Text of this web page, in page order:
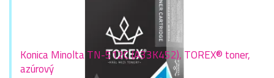
Konica Minolta TN-512C (A33K452), TOREX® toner,
azúrový